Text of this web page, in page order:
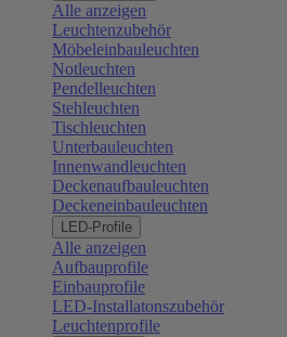
Alle anzeigen
Leuchtenzubehör
Möbeleinbauleuchten
Notleuchten
Pendelleuchten
Stehleuchten
Tischleuchten
Unterbauleuchten
Innenwandleuchten
Deckenaufbauleuchten
Deckeneinbauleuchten
LED-Profile
Alle anzeigen
Aufbauprofile
Einbauprofile
LED-Installatonszubehör
Leuchtenprofile